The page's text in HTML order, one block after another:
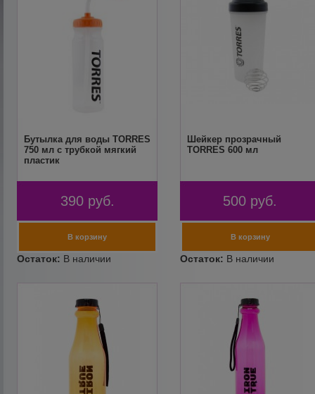
Бутылка для воды TORRES
750 мл с трубкой мягкий
пластик
390 руб.
Шейкер прозрачный
TORRES 600 мл
500 руб.